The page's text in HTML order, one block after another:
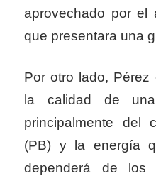
aprovechado por el
que presentara una
Por otro lado,
la calidad de una
principalmente del
(PB) y la energía
dependerá de los